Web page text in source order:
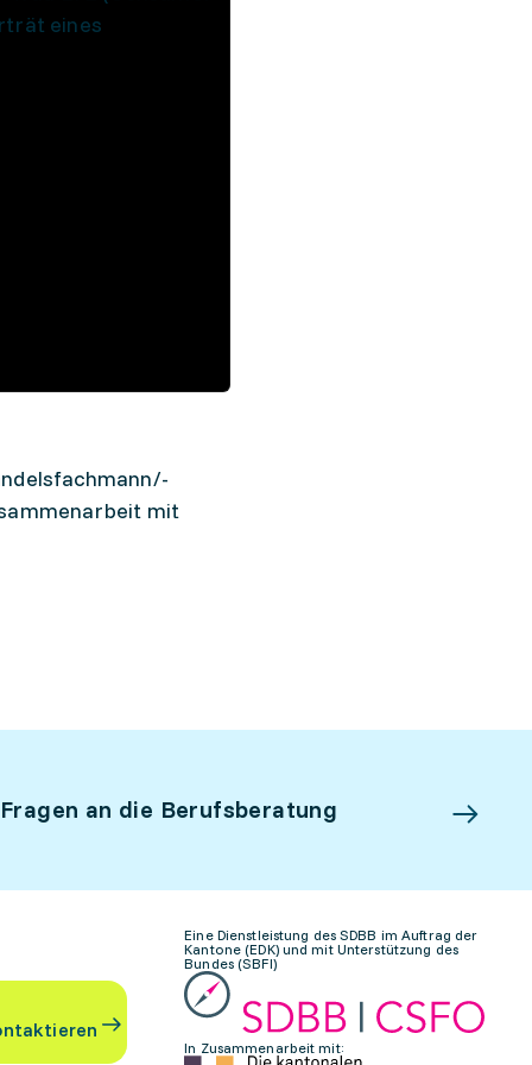
eines
mit
an die Berufsberatung
Eine Dienstleistung des SDBB im Auftrag der
Kantone (EDK) und mit Unterstützung des
Bundes (SBFI)
In Zusammenarbeit mit: